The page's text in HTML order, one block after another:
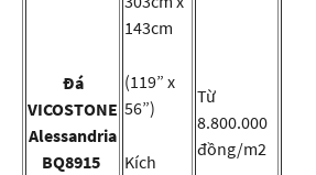
Đá
VICOSTONE
Alessandria
BQ8915
143cm
(119” x
56”)
Kích
Từ
8.800.000
đồng/m2